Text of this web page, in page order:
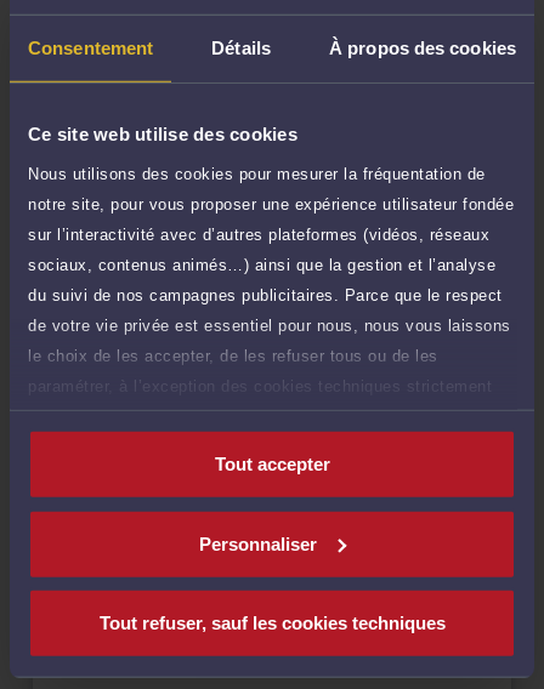
Consentement Détails À propos des cookies
Ce site web utilise des cookies
Nous utilisons des cookies pour mesurer la fréquentation de
notre site, pour vous proposer une expérience utilisateur fondée
sur l’interactivité avec d’autres plateformes (vidéos, réseaux
sociaux, contenus animés…) ainsi que la gestion et l’analyse
du suivi de nos campagnes publicitaires. Parce que le respect
de votre vie privée est essentiel pour nous, nous vous laissons
le choix de les accepter, de les refuser tous ou de les
paramétrer, à l’exception des cookies techniques strictement
nécessaires au fonctionnement du site.
Tout accepter
Personnaliser
Tout refuser, sauf les cookies techniques
d'ajout d'une pièce jointe
Consulter par écrit
Payer des honoraires ou une facture
Vous souhaitez payer une facture ou des
honoraires à l’avocat par Carte Bancaire.
Payer
Compétences
Droit de la famille, des personnes et de leur patrimoine